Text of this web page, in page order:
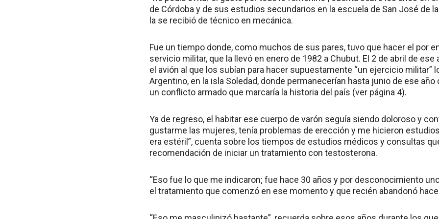
de Córdoba y de sus estudios secundarios en la escuela de San José de
la se recibió de técnico en mecánica.
Fue un tiempo donde, como muchos de sus pares, tuvo que hacer el por
servicio militar, que la llevó en enero de 1982 a Chubut. El 2 de abril de
el avión al que los subían para hacer supuestamente “un ejercicio militar”
Argentino, en la isla Soledad, donde permanecerían hasta junio de ese
un conflicto armado que marcaría la historia del país (ver página 4).
Ya de regreso, el habitar ese cuerpo de varón seguía siendo doloroso y
gustarme las mujeres, tenía problemas de erección y me hicieron
era estéril”, cuenta sobre los tiempos de estudios médicos y consultas
recomendación de iniciar un tratamiento con testosterona.
“Eso fue lo que me indicaron; fue hace 30 años y por desconocimiento
el tratamiento que comenzó en ese momento y que recién abandonó